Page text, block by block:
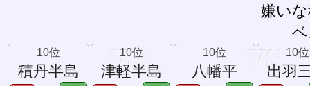
嫌い
10位
積丹半島
10位
津軽半島
10位
八幡平
10位
出羽